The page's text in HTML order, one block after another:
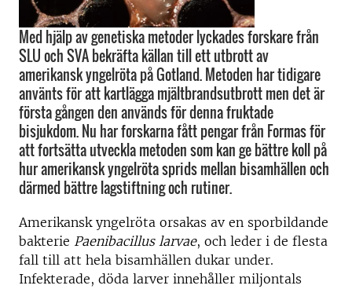
Med hjälp av genetiska metoder lyckades forskare från
SLU och SVA bekräfta källan till ett utbrott av
amerikansk yngelröta på Gotland. Metoden har tidigare
använts för att kartlägga mjältbrandsutbrott men det är
första gången den används för denna fruktade
bisjukdom. Nu har forskarna fått pengar från Formas för
att fortsätta utveckla metoden som kan ge bättre koll på
hur amerikansk yngelröta sprids mellan bisamhällen och
därmed bättre lagstiftning och rutiner.
Amerikansk yngelröta orsakas av en sporbildande
bakterie Paenibacillus larvae, och leder i de flesta
fall till att hela bisamhällen dukar under.
Infekterade, döda larver innehåller miljontals